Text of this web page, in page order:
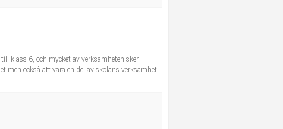
klass 6, och mycket av verksamheten sker
också att vara en del av skolans verksamhet.